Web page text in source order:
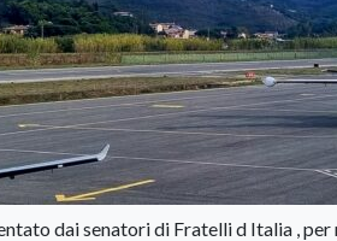
dai senatori di Fratelli d Italia ,